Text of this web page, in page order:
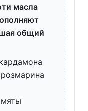
масла
общий